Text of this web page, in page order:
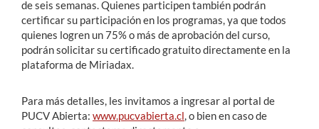
de seis semanas. Quienes participen también podrán
certificar su participación en los programas, ya que todos
quienes logren un 75% o más de aprobación del curso,
podrán solicitar su certificado gratuito directamente en la
plataforma de Miriadax.
Para más detalles, les invitamos a ingresar al portal de
PUCV Abierta: www.pucvabierta.cl, o bien en caso de